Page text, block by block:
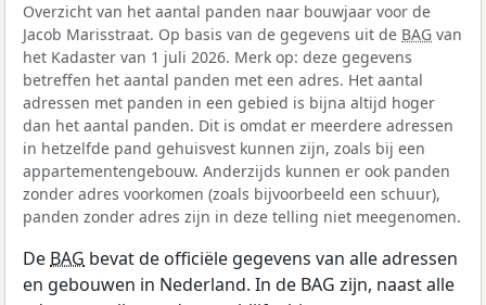
Overzicht van het aantal panden naar bouwjaar voor de
Jacob Marisstraat. Op basis van de gegevens uit de BAG van
het Kadaster van 1 juli 2026. Merk op: deze gegevens
betreffen het aantal panden met een adres. Het aantal
adressen met panden in een gebied is bijna altijd hoger
dan het aantal panden. Dit is omdat er meerdere adressen
in hetzelfde pand gehuisvest kunnen zijn, zoals bij een
appartementengebouw. Anderzijds kunnen er ook panden
zonder adres voorkomen (zoals bijvoorbeeld een schuur),
panden zonder adres zijn in deze telling niet meegenomen.
De BAG bevat de officiële gegevens van alle adressen
en gebouwen in Nederland. In de BAG zijn, naast alle